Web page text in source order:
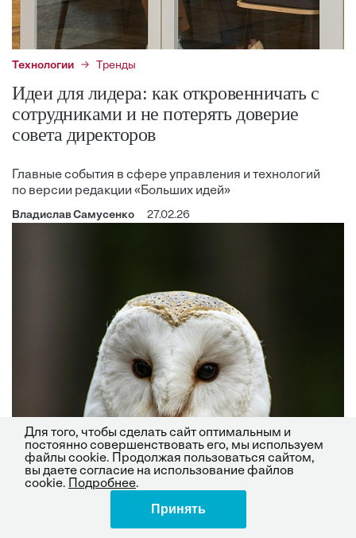
Технологии Тренды
Идеи для лидера: как откровенничать с
сотрудниками и не потерять доверие
совета директоров
Главные события в сфере управления и технологий
по версии редакции «Больших идей»
Владислав Самусенко 27.02.26
Для того, чтобы сделать сайт оптимальным и
постоянно совершенствовать его, мы используем
файлы cookie. Продолжая пользоваться сайтом,
вы даете согласие на использование файлов
cookie.
Подробнее.
Принять